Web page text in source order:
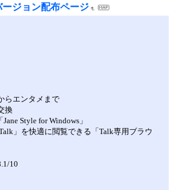
ージョン配布ページ
らエンタメまで
換
Style for Windows」
Talk」を快適に閲覧できる「Talk専用ブラウ
10